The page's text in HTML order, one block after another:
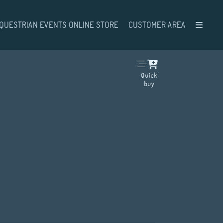
EVENTS ONLINE STORE CUSTOMER AREA
Quick
buy